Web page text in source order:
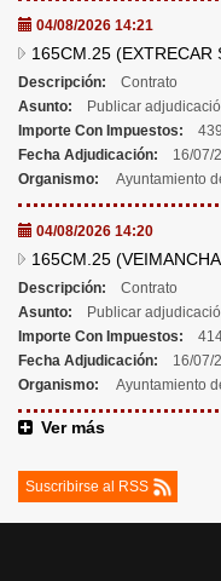
04/08/2026 14:21
165CM.25 (EXTRECAR
Descripción:
Contrato
Asunto:
Publicar
Importe Con Impuestos:
Fecha Adjudicación:
16/07/
Organismo:
Ayuntamiento
04/08/2026 14:20
165CM.25
Descripción:
Contrato
Asunto:
Publicar
Importe Con Impuestos:
Fecha Adjudicación:
16/07/
Organismo:
Ayuntamiento
Ver más
Suscribirse al RSS